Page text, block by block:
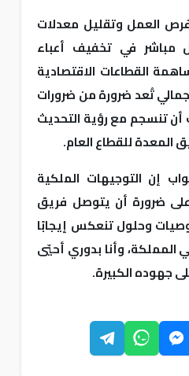
العمل وتقليل معدلات
مباشر في تخفيف أعباء
القطاعات الاقتصادية
تُعد ضرورة من ضرورات
أن تنسجم مع رؤية التحديث
المعدة للقطاع العام.
إن التوجيهات الملكية
على ضرورة أن يتوصل فريق
وحلول تنعكس إيجابًا
المملكة، وأنا بدوري أحيّي
جهوده الكبيرة.